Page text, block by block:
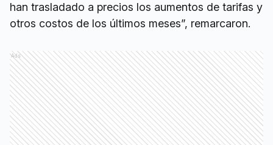
han trasladado a precios los aumentos de tarifas y
otros costos de los últimos meses”, remarcaron.
Ads